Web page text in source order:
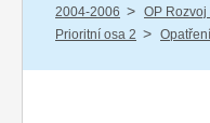
2004-2006 / OP
Prioritní osa 2 /